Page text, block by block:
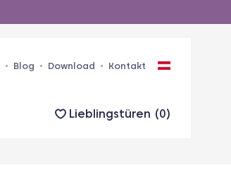
Blog Download Kontakt
Lieblingstüren (0)